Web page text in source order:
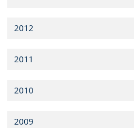
2012
2011
2010
2009